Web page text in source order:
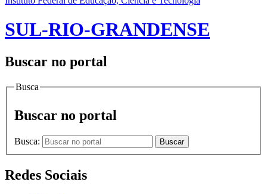
SUL-RIO-GRANDENSE
Buscar no portal
Busca
Buscar no portal
Busca: Buscar
Redes Sociais